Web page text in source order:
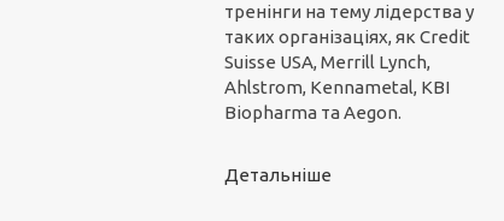
тренінги на тему лідерства у
таких організаціях, як Credit
Suisse USA, Merrill Lynch,
Ahlstrom, Kennametal, KBI
Biopharma та Aegon.
Детальніше